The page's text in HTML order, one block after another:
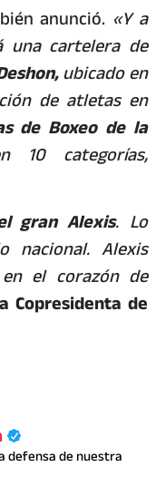
anunció. «Y a
cartelera de
ubicado en
de atletas en
de Boxeo de la
10 categorías,
gran Alexis. Lo
nacional. Alexis
el corazón de
Copresidenta de
defensa de nuestra